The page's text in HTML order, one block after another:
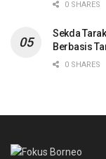
0 SHARES
Sekda
Berbasis
0 SHARES